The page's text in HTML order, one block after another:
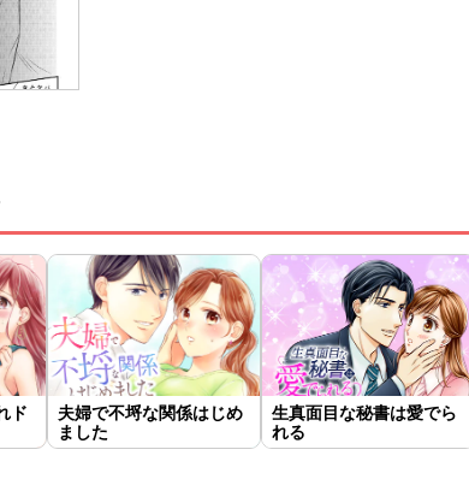
ド
夫婦で不埒な関係はじめ
ました
生真面目な秘書は愛でら
れる